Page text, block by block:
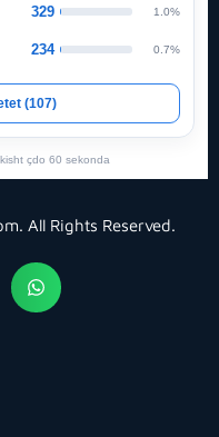
All Rights Reserved.